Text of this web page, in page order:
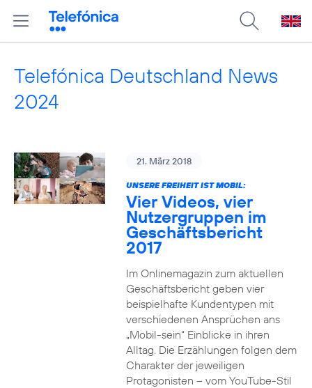
Telefónica Deutschland News
2024
21. März 2018
UNSERE FREIHEIT IST MOBIL:
Vier Videos, vier
Nutzergruppen im
Geschäftsbericht
2017
Im Onlinemagazin zum aktuellen
Geschäftsbericht geben vier
beispielhafte Kundentypen mit
verschiedenen Ansprüchen ans
„Mobil-sein“ Einblicke in ihren
Alltag. Die Erzählungen folgen dem
Charakter der jeweiligen
Protagonisten – vom YouTube-Stil